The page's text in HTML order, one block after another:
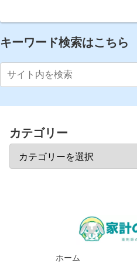
キーワード検索はこちら
カテゴリー
ホーム